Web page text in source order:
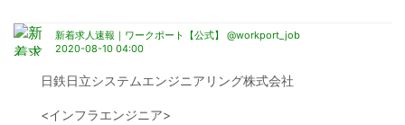
新着求人速報｜ワークポート【公式】 @workport_job
2020-08-10 04:00
日鉄日立システムエンジニアリング株式会社
<インフラエンジニア>